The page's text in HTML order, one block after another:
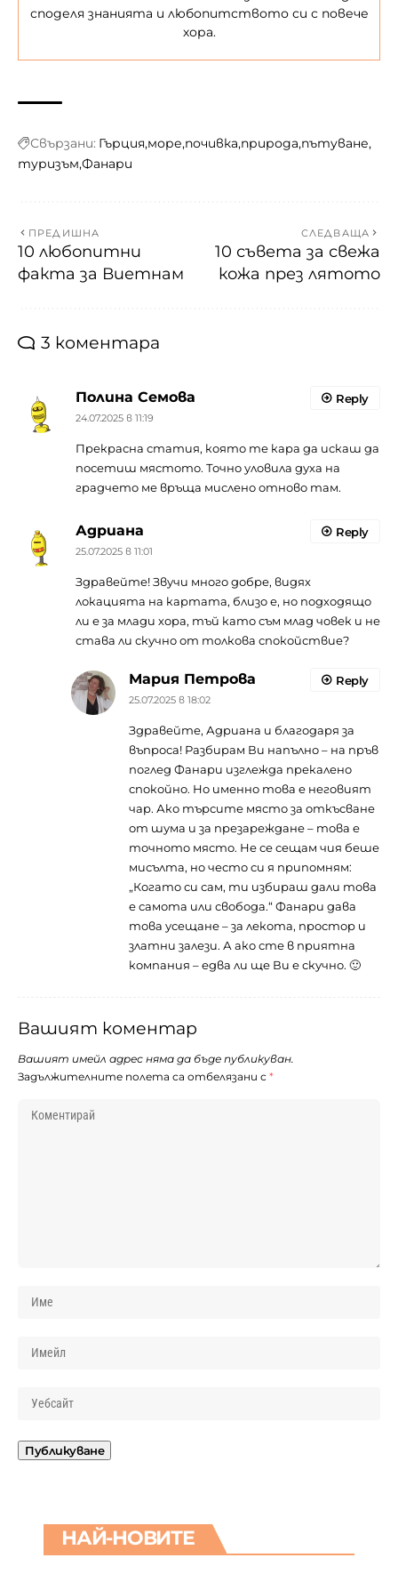
споделя знанията и любопитството си с повече
хора.
Свързани: Гърция море почивка природа пътуване
туризъм Фанари
ПРЕДИШНА
10 любопитни
факта за Виетнам
СЛЕДВАЩА
10 съвета за свежа
кожа през лятото
3 коментара
Полина Семова
24.07.2025 в 11:19
Прекрасна статия, която те кара да искаш да
посетиш мястото. Точно уловила духа на
градчето ме връща мислено отново там.
Reply
Адриана
25.07.2025 в 11:01
Здравейте! Звучи много добре, видях
локацията на картата, близо е, но подходящо
ли е за млади хора, тъй като съм млад човек и не
става ли скучно от толкова спокойствие?
Reply
Мария Петрова
25.07.2025 в 18:02
Здравейте, Адриана и благодаря за
въпроса! Разбирам Ви напълно – на пръв
поглед Фанари изглежда прекалено
спокойно. Но именно това е неговият
чар. Ако търсите място за откъсване
от шума и за презареждане – това е
точното място. Не се сещам чия беше
мисълта, но често си я припомням:
„Когато си сам, ти избираш дали това
е самота или свобода.“ Фанари дава
това усещане – за лекота, простор и
златни залези. А ако сте в приятна
компания – едва ли ще Ви е скучно. 🙂
Reply
Вашият коментар
Вашият имейл адрес няма да бъде публикуван.
Задължителните полета са отбелязани с *
НАЙ-НОВИТЕ